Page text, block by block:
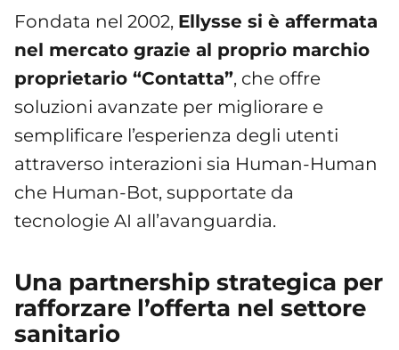
Fondata nel 2002, Ellysse si è affermata
nel mercato grazie al proprio marchio
proprietario “Contatta”, che offre
soluzioni avanzate per migliorare e
semplificare l’esperienza degli utenti
attraverso interazioni sia Human-Human
che Human-Bot, supportate da
tecnologie AI all’avanguardia.
Una partnership strategica per
rafforzare l’offerta nel settore
sanitario